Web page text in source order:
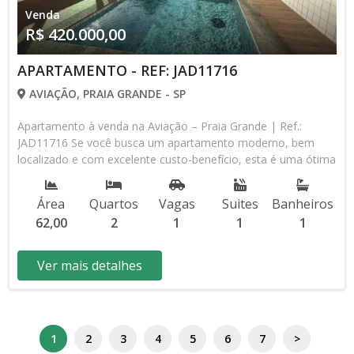
Venda
R$ 420.000,00
APARTAMENTO - REF: JAD11716
AVIAÇÃO, PRAIA GRANDE - SP
Apartamento à venda na Aviação – Praia Grande | Ref.:
JAD11716 Se você busca um apartamento moderno, bem
localizado e com excelente custo-benefício, esta é uma ótima
oportunidade no bairro Aviação, uma das regiões mais
valorizadas de Praia Grande. Com 62 m² de área útil, o imóvel
oferece uma planta bem distribuída, composta por 2
dormitórios, sendo 1 suíte, sala ampla para dois ambientes,
garagem. Um apartamento ideal para quem deseja morar
com conforto ou investir em uma região com grande
localização é privilegiada, próxima à praia e com fácil acesso
a supermercados, padarias, farmácias, restaurantes, escolas
Área
62,00
Quartos
2
Vagas
1
Suites
1
Banheiros
1
Ver mais detalhes
1 2 3 4 5 6 7 >